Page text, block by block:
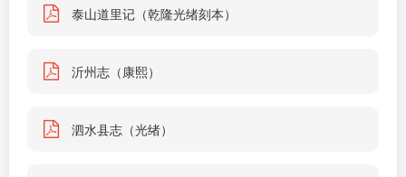
泰山道里记（乾隆光绪刻本）
沂州志（康熙）
泗水县志（光绪）